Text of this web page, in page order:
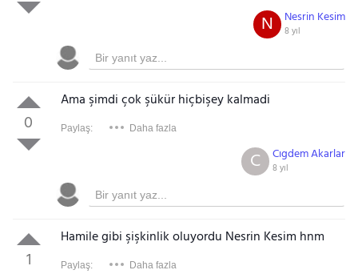
Nesrin Kesim
8 yıl
N
0
Ama şimdi çok şükür hiçbişey kalmadi
Paylaş: Daha fazla
Cıgdem Akarlar
8 yıl
C
1
Hamile gibi şişkinlik oluyordu Nesrin Kesim hnm
Paylaş: Daha fazla